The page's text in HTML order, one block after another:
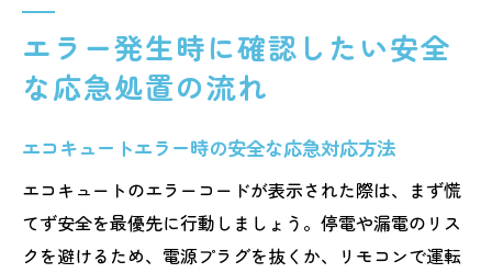
エラー発生時に確認したい安全
な応急処置の流れ
エコキュートエラー時の安全な応急対応方法
エコキュートのエラーコードが表示された際は、まず慌
てず安全を最優先に行動しましょう。停電や漏電のリス
クを避けるため、電源プラグを抜くか、リモコンで運転